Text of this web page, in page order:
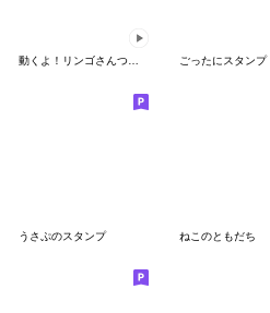
ごったにスタンプ
うさぷのスタンプ ねこのともだち